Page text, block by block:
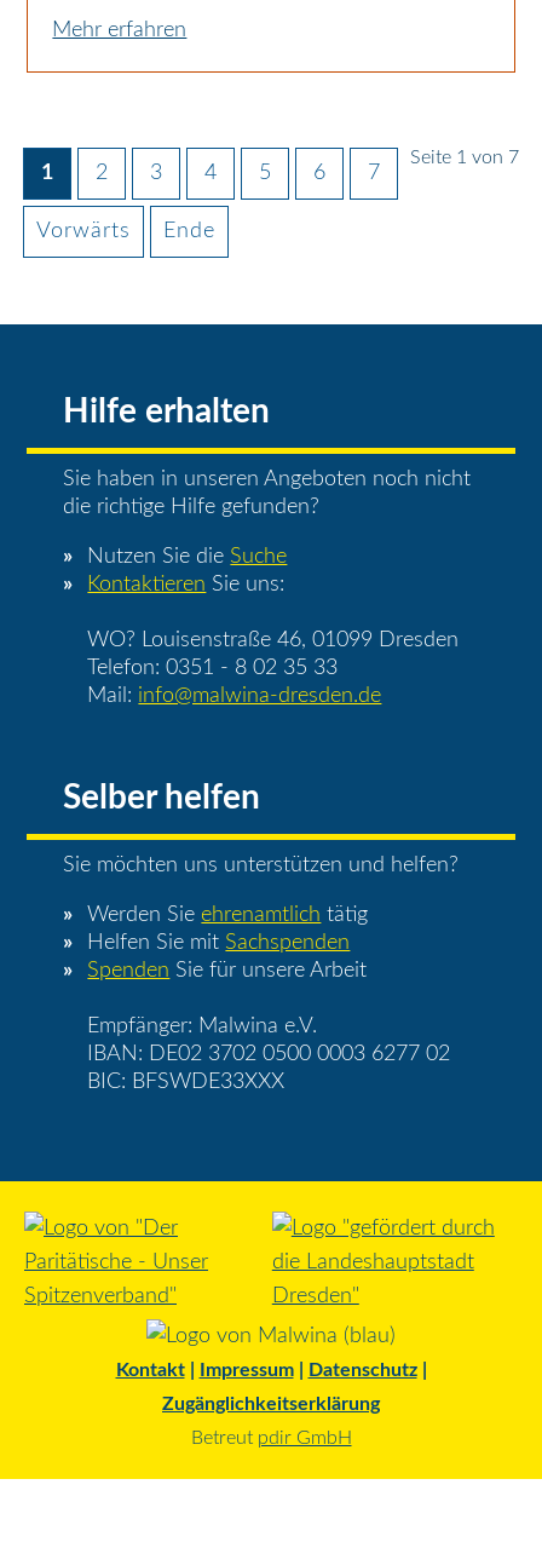
Mehr erfahren
Seite 1 von 7
1 2 3 4 5 6 7
Vorwärts Ende
Hilfe erhalten
Sie haben in unseren Angeboten noch nicht
die richtige Hilfe gefunden?
Nutzen Sie die Suche
Kontaktieren Sie uns:
WO? Louisenstraße 46, 01099 Dresden
Telefon: 0351 - 8 02 35 33
Mail: info@malwina-dresden.de
Selber helfen
Sie möchten uns unterstützen und helfen?
Werden Sie ehrenamtlich tätig
Helfen Sie mit Sachspenden
Spenden Sie für unsere Arbeit
Empfänger: Malwina e.V.
IBAN: DE02 3702 0500 0003 6277 02
BIC: BFSWDE33XXX
Kontakt| Impressum| Datenschutz|
Zugänglichkeitserklärung
Betreut pdir GmbH